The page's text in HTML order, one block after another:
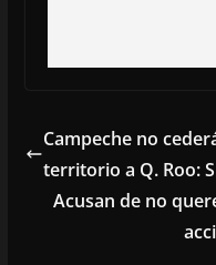
Campeche no
territorio a Q. Roo:
Acusan de no